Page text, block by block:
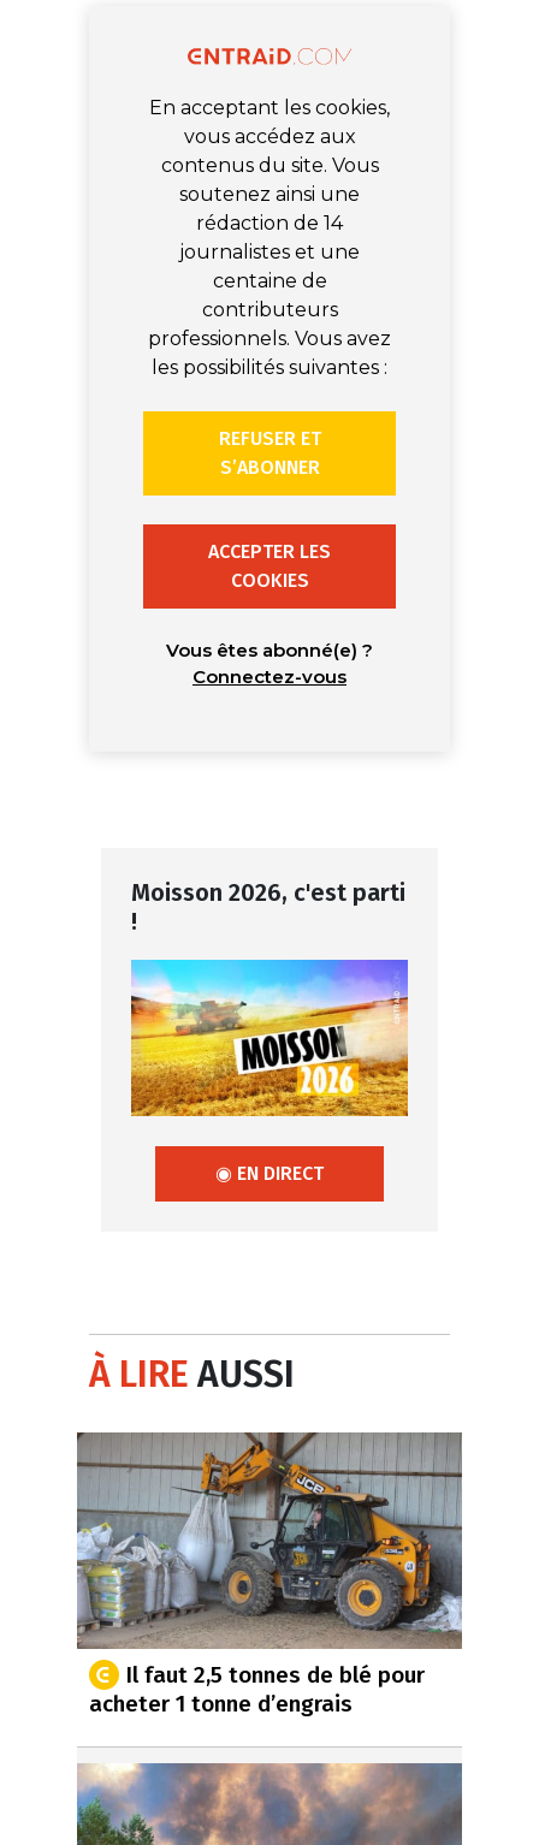
En acceptant les cookies,
vous accédez aux
contenus du site. Vous
soutenez ainsi une
rédaction de 14
journalistes et une
centaine de
contributeurs
professionnels. Vous avez
les possibilités suivantes :
REFUSER ET
S’ABONNER
ACCEPTER LES
COOKIES
Vous êtes abonné(e) ?
Connectez-vous
Moisson 2026, c'est parti
!
◉ EN DIRECT
À LIREAUSSI
Il faut 2,5 tonnes de blé pour
acheter 1 tonne d’engrais